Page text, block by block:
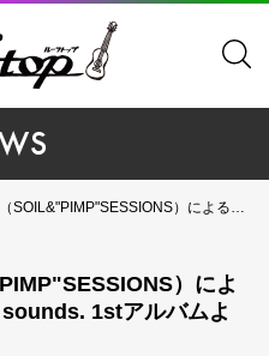
）による新ユニットBesties our sounds. 1stアルバムより「Sakura」先行配信
）によ
1stアルバムよ